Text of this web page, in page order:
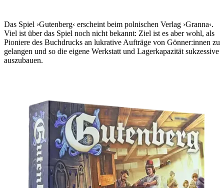
Das Spiel ›Gutenberg‹ erscheint beim polnischen Verlag ›Granna‹.
Viel ist über das Spiel noch nicht bekannt: Ziel ist es aber wohl, als
Pioniere des Buchdrucks an lukrative Aufträge von Gönner:innen zu
gelangen und so die eigene Werkstatt und Lagerkapazität sukzessive
auszubauen.